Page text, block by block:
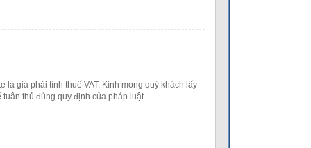
là giá phải tính thuế VAT. Kính mong quý khách lấy
thủ đúng quy định của pháp luật